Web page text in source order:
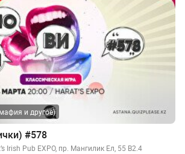
и другое)
#578
Irish Pub EXPO​, пр. Мангилик Ел, 55 B2.4